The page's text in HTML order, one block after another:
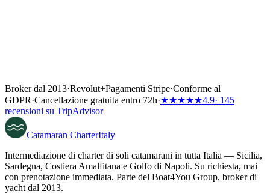
Broker dal 2013·Revolut+Pagamenti Stripe·Conforme al
GDPR·Cancellazione gratuita entro 72h·★★★★★4.9· 145
recensioni su TripAdvisor
Catamaran CharterItaly
Intermediazione di charter di soli catamarani in tutta Italia — Sicilia,
Sardegna, Costiera Amalfitana e Golfo di Napoli. Su richiesta, mai
con prenotazione immediata. Parte del Boat4You Group, broker di
yacht dal 2013.